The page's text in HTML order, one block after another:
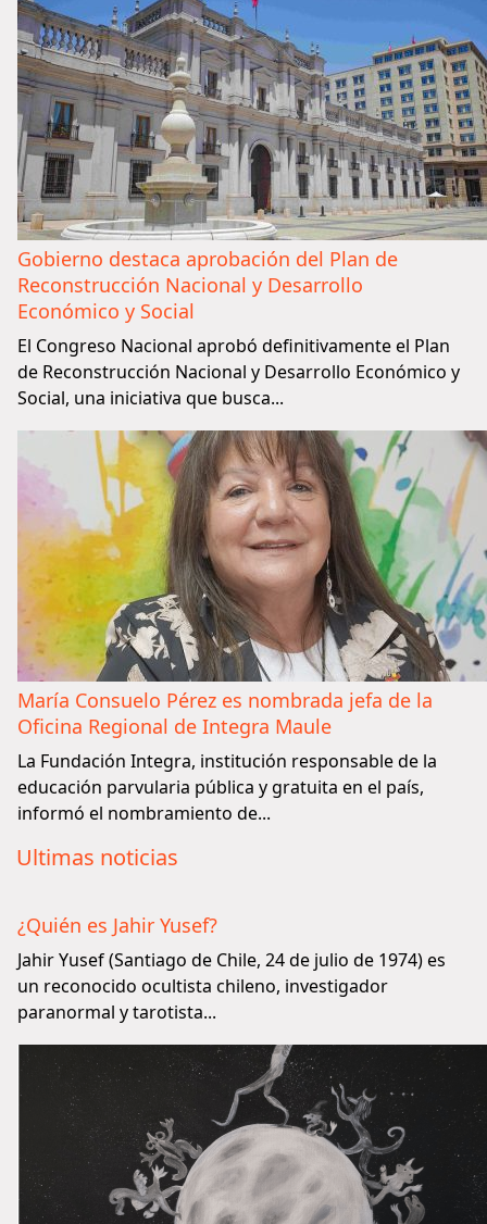
Gobierno destaca aprobación del Plan de
Reconstrucción Nacional y Desarrollo
Económico y Social
El Congreso Nacional aprobó definitivamente el Plan
de Reconstrucción Nacional y Desarrollo Económico y
Social, una iniciativa que busca...
María Consuelo Pérez es nombrada jefa de la
Oficina Regional de Integra Maule
La Fundación Integra, institución responsable de la
educación parvularia pública y gratuita en el país,
informó el nombramiento de...
Ultimas noticias
¿Quién es Jahir Yusef?
Jahir Yusef (Santiago de Chile, 24 de julio de 1974) es
un reconocido ocultista chileno, investigador
paranormal y tarotista...